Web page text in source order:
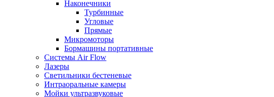
Наконечники
Турбинные
Угловые
Прямые
Микромоторы
Бормашины портативные
Системы Air Flow
Лазеры
Светильники бестеневые
Интраоральные камеры
Мойки ультразвуковые